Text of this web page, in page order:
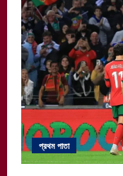
প্রথম পাতা